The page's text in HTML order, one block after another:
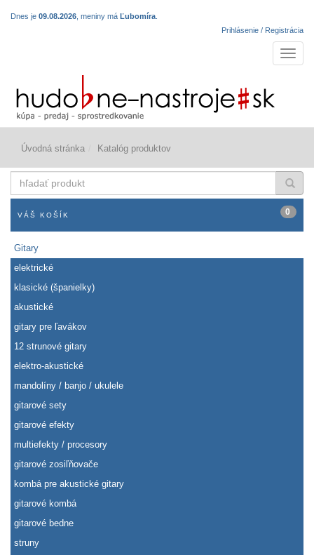
Dnes je 09.08.2026 , meniny má Ľubomíra
Prihlásenie / Registrácia
Úvodná stránka Katalóg produktov
produkt
VÁŠ KOŠÍK 0
Gitary
elektrické
klasické (španielky)
akustické
gitary pre ľavákov
12 strunové gitary
elektro-akustické
mandolíny / banjo / ukulele
gitarové sety
gitarové efekty
multiefekty / procesory
gitarové zosiľňovače
kombá pre akustické gitary
gitarové kombá
gitarové bedne
struny